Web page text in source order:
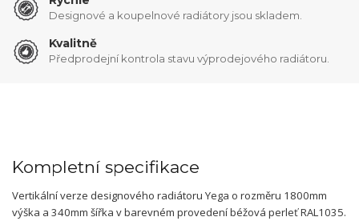
Designové a koupelnové radiátory jsou skladem.
Kvalitně
Předprodejní kontrola stavu výprodejového radiátoru.
Kompletní specifikace
Vertikální verze designového radiátoru Yega o rozměru 1800mm
výška a 340mm šířka v barevném provedení béžová perleť RAL1035.